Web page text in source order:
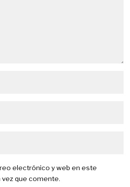
electrónico y web en este
vez que comente.